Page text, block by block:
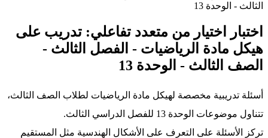
الثالث - الوحدة 13
اختبار اختيار من متعدد تفاعلي: تدريب على
هيكل مادة الرياضيات - الفصل الثالث -
الصف الثالث - الوحدة 13
أسئلة تدريبية مخصصة لهيكل مادة الرياضيات لطلاب الصف الثالث،
تتناول موضوعات الوحدة 13 للفصل الدراسي الثالث.
تركز الأسئلة على التعرف على الأشكال الهندسية مثل المستقيم